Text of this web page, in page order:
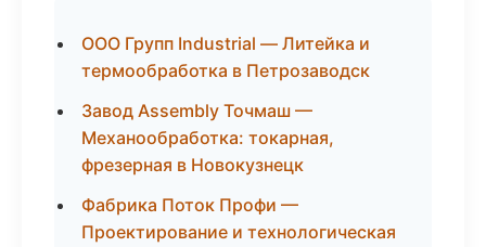
ООО Групп Industrial — Литейка и
термообработка в Петрозаводск
Завод Assembly Точмаш —
Механообработка: токарная,
фрезерная в Новокузнецк
Фабрика Поток Профи —
Проектирование и технологическая